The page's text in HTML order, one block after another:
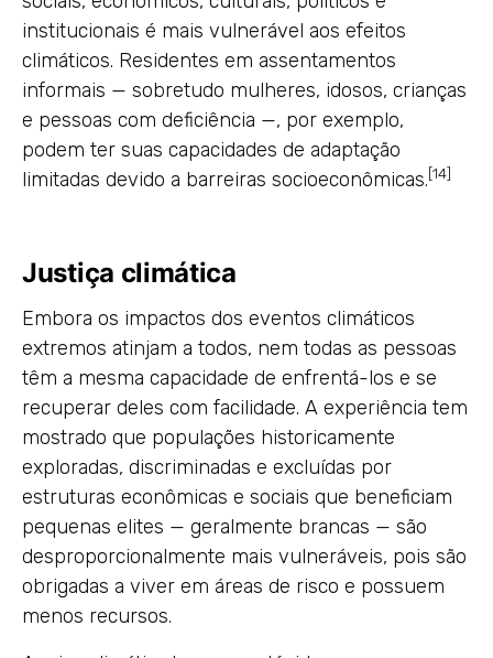
institucionais é mais vulnerável aos efeitos
climáticos. Residentes em assentamentos
informais — sobretudo mulheres, idosos, crianças
e pessoas com deficiência —, por exemplo,
podem ter suas capacidades de adaptação
limitadas devido a barreiras socioeconômicas.[14]
Justiça climática
Embora os impactos dos eventos climáticos
extremos atinjam a todos, nem todas as pessoas
têm a mesma capacidade de enfrentá-los e se
recuperar deles com facilidade. A experiência tem
mostrado que populações historicamente
exploradas, discriminadas e excluídas por
estruturas econômicas e sociais que beneficiam
pequenas elites — geralmente brancas — são
desproporcionalmente mais vulneráveis, pois são
obrigadas a viver em áreas de risco e possuem
menos recursos.